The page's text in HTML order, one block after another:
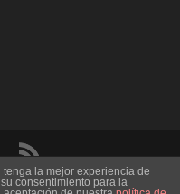
| Desarrollado por
la mejor experiencia de
consentimiento para la